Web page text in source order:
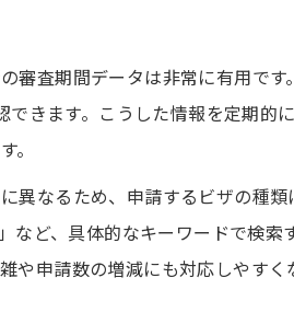
審査期間データは非常に有用で
きます。こうした情報を定期的
。
異なるため、申請するビザの種
ど、具体的なキーワードで検
申請数の増減にも対応しやすく